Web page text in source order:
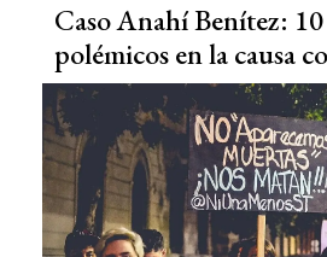
Caso Anahí Benítez:
polémicos en la causa